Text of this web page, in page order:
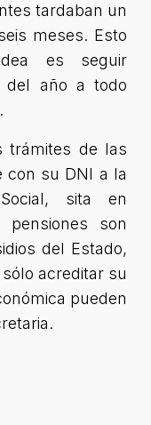
tardaban un
meses. Esto
es seguir
del año a todo
trámites de las
con su DNI a la
sita en
pensiones son
del Estado,
acreditar su
pueden